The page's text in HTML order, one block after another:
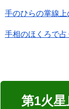
手のひらの掌線
手相のほくろで占
第1火